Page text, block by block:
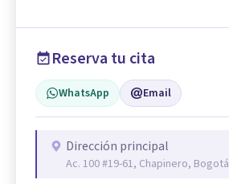
Reserva tu cita
WhatsApp Email
Dirección principal
Ac. 100 #19-61, Chapinero, Bogotá